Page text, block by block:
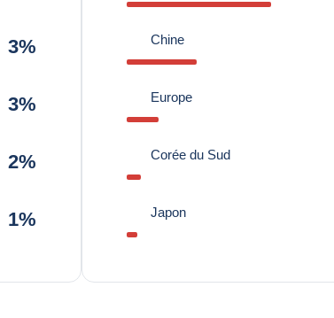
3%
3%
2%
1%
Chine
Europe
Corée du Sud
Japon